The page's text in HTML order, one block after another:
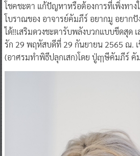
โชคชะตา แก้ปัญหาหรือต้องการที่เพิ่งทาง
โบราณของ อาจารย์คัมภีร์ อยากมู อยากปั
ได้!!เสริมดวงชะตารับพลังบวกแบบขีดสุด
รัก 29 พฤหัสบดีที่ 29 กันยายน 2565 ณ.
(อาศรมทำพิธีปลุกเสก)โดย ปู่ฤๅษีคัมภีร์